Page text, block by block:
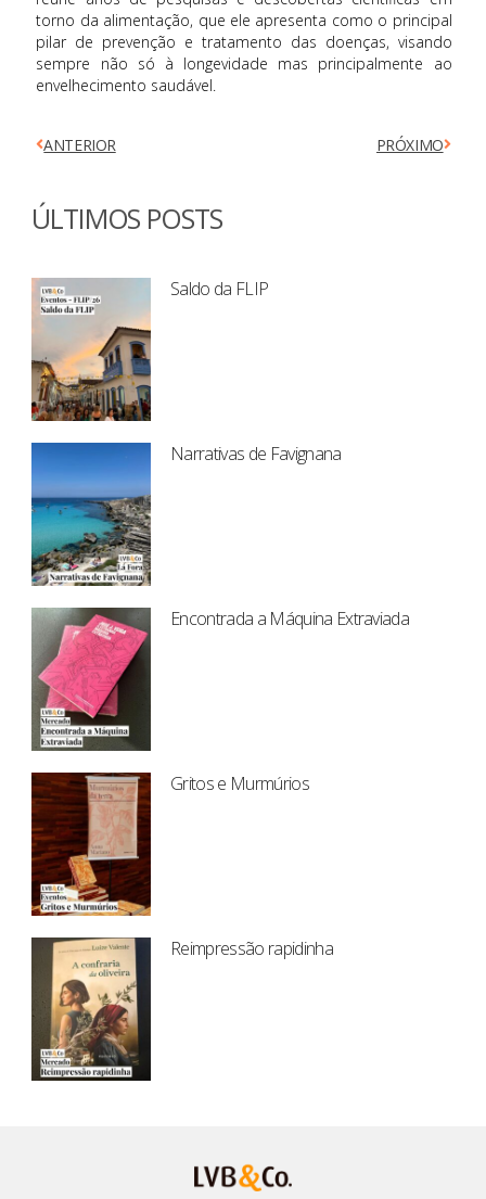
torno da alimentação, que ele apresenta como o principal
pilar de prevenção e tratamento das doenças, visando
sempre não só à longevidade mas principalmente ao
envelhecimento saudável.
ANTERIOR PRÓXIMO
ÚLTIMOS POSTS
Saldo da FLIP
Narrativas de Favignana
Encontrada a Máquina Extraviada
Gritos e Murmúrios
Reimpressão rapidinha